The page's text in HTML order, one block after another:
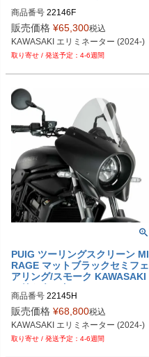
商品番号 22146F
販売価格 ¥65,300税込
KAWASAKI エリミネーター (2024-)
4-6週間
PUIG ツーリングスクリーン MI
RAGE マットブラックセミフェ
アリング/スモーク KAWASAKI
エリミネーター
商品番号 22145H
販売価格 ¥68,800税込
KAWASAKI エリミネーター (2024-)
4-6週間